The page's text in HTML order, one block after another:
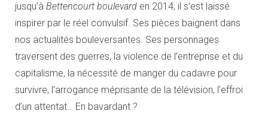
jusqu’à Bettencourt boulevard en 2014, il s’est laissé
inspirer par le réel convulsif. Ses pièces baignent dans
nos actualités bouleversantes. Ses personnages
traversent des guerres, la violence de l’entreprise et du
capitalisme, la nécessité de manger du cadavre pour
survivre, l’arrogance méprisante de la télévision, l’effroi
d’un attentat… En bavardant ?